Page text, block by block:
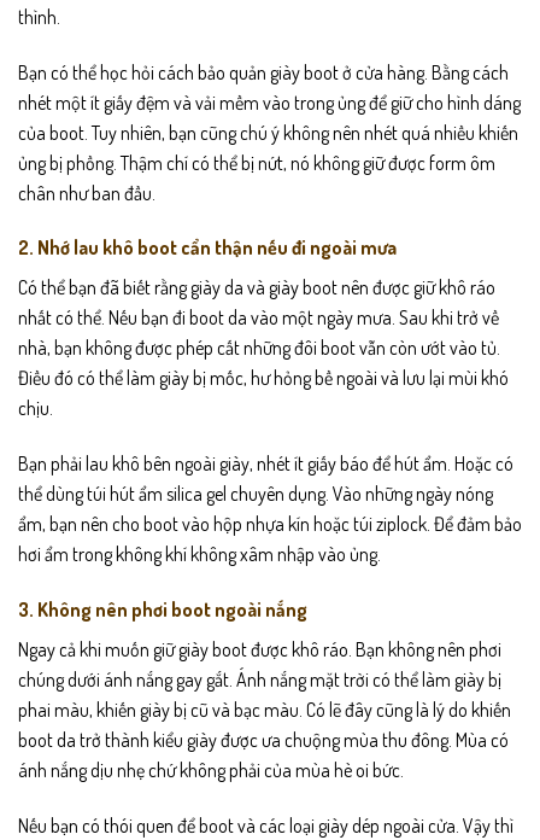
thình.
Bạn có thể học hỏi cách bảo quản giày boot ở cửa hàng. Bằng cách
nhét một ít giấy đệm và vải mềm vào trong ủng để giữ cho hình dáng
của boot. Tuy nhiên, bạn cũng chú ý không nên nhét quá nhiều khiến
ủng bị phồng. Thậm chí có thể bị nứt, nó không giữ được form ôm
chân như ban đầu.
2. Nhớ lau khô boot cẩn thận nếu đi ngoài mưa
Có thể bạn đã biết rằng giày da và giày boot nên được giữ khô ráo
nhất có thể. Nếu bạn đi boot da vào một ngày mưa. Sau khi trở về
nhà, bạn không được phép cất những đôi boot vẫn còn ướt vào tủ.
Điều đó có thể làm giày bị mốc, hư hỏng bề ngoài và lưu lại mùi khó
chịu.
Bạn phải lau khô bên ngoài giày, nhét ít giấy báo để hút ẩm. Hoặc có
thể dùng túi hút ẩm silica gel chuyên dụng. Vào những ngày nóng
ẩm, bạn nên cho boot vào hộp nhựa kín hoặc túi ziplock. Để đảm bảo
hơi ẩm trong không khí không xâm nhập vào ủng.
3. Không nên phơi boot ngoài nắng
Ngay cả khi muốn giữ giày boot được khô ráo. Bạn không nên phơi
chúng dưới ánh nắng gay gắt. Ánh nắng mặt trời có thể làm giày bị
phai màu, khiến giày bị cũ và bạc màu. Có lẽ đây cũng là lý do khiến
boot da trở thành kiểu giày được ưa chuộng mùa thu đông. Mùa có
ánh nắng dịu nhẹ chứ không phải của mùa hè oi bức.
Nếu bạn có thói quen để boot và các loại giày dép ngoài cửa. Vậy thì